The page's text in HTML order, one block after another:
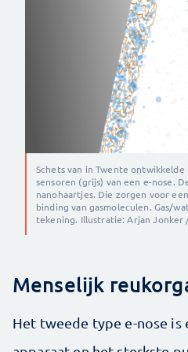
Schets van in Twente
sensoren (grijs) van een e-nose.
nanohaartjes. Die zorgen voor
binding van gasmoleculen. Gas/
tekening. Illustratie: Arjan Jonker
Menselijk
Het tweede type e-nose is